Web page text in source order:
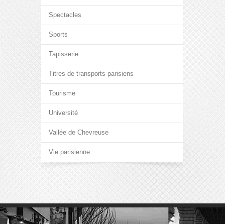
Spectacles
Sports
Tapisserie
Titres de transports parisiens
Tourisme
Université
Vallée de Chevreuse
Vie parisienne